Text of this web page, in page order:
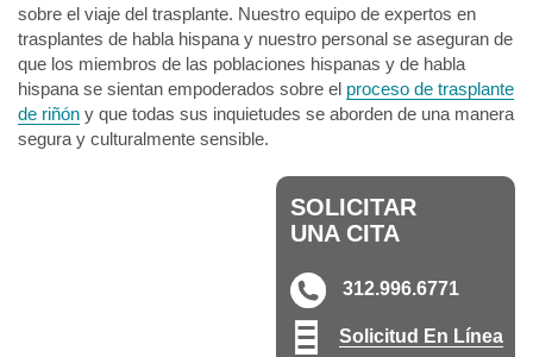
sobre el viaje del trasplante. Nuestro equipo de expertos en
trasplantes de habla hispana y nuestro personal se aseguran de
que los miembros de las poblaciones hispanas y de habla
hispana se sientan empoderados sobre el proceso de trasplante
de riñón y que todas sus inquietudes se aborden de una manera
segura y culturalmente sensible.
SOLICITAR
UNA CITA
312.996.6771
Solicitud En Línea